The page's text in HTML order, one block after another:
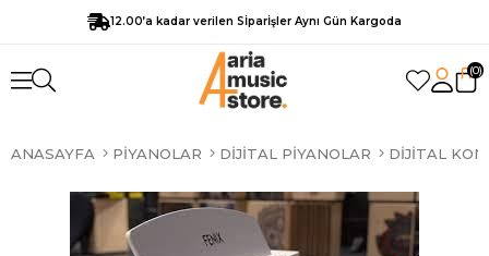
12.00’a kadar verilen Sİparİşler Aynı Gün Kargoda
0
ANASAYFA PIYANOLAR DIJITAL PIYANOLAR DIJITAL